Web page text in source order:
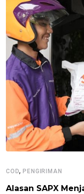
COD,PENGIRIMAN
Alasan SAPX